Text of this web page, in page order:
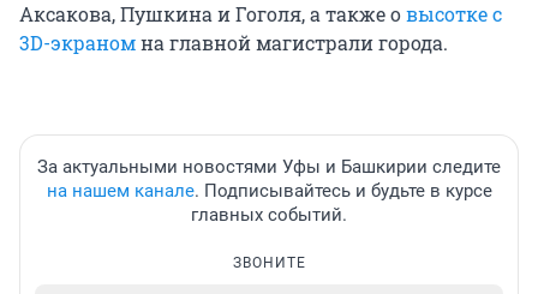
Аксакова, Пушкина и Гоголя, а также овысотке с
3D-экраномна главной магистрали города.
За актуальными новостями Уфы и Башкирии следите
на нашем канале. Подписывайтесь и будьте в курсе
главных событий.
ЗВОНИТЕ